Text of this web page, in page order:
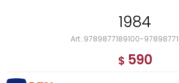
1984
9789877189100-
$ 590